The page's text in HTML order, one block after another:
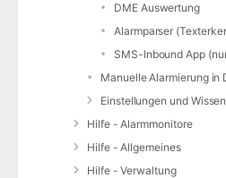
DME Auswertung
Hilfe - Alarmmonitore
Hilfe - Allgemeines
Hilfe - Verwaltung